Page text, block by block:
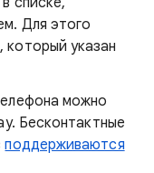
Для этого
который указан
можно
Бесконтактные
поддерживаются